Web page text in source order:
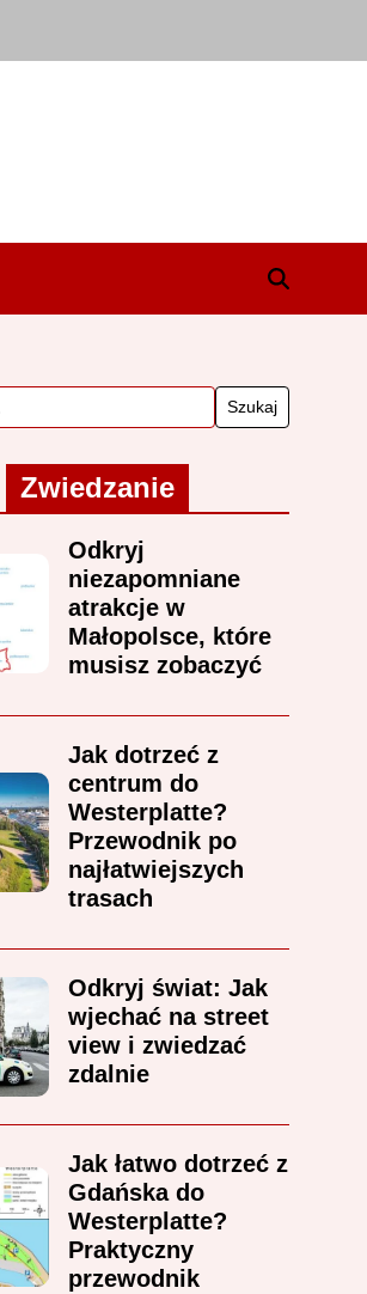
Zwiedzanie
Odkryj
niezapomniane
atrakcje w
Małopolsce, które
musisz zobaczyć
Jak dotrzeć z
centrum do
Westerplatte?
Przewodnik po
najłatwiejszych
trasach
Odkryj świat: Jak
wjechać na street
view i zwiedzać
zdalnie
Jak łatwo dotrzeć z
Gdańska do
Westerplatte?
Praktyczny
przewodnik